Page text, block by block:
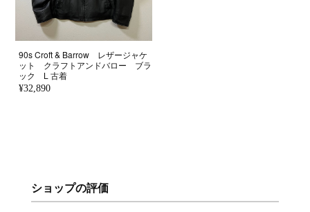
90s Croft & Barrow レザージャケ
ット クラフトアンドバロー ブラ
ック L 古着
¥32,890
ショップの評価